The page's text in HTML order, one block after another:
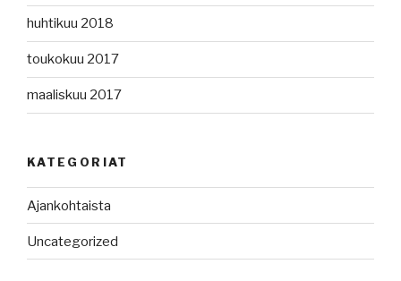
huhtikuu 2018
toukokuu 2017
maaliskuu 2017
KATEGORIAT
Ajankohtaista
Uncategorized